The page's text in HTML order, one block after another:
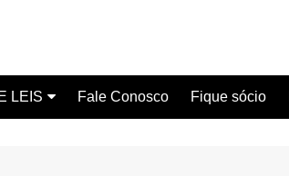
LEIS Fale Conosco Fique sócio